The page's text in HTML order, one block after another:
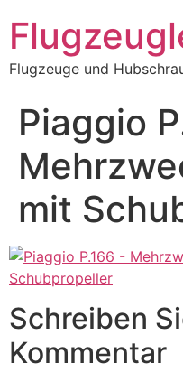
Inhalt
springen
Flugzeuge und
Piaggio
mit
Schreiben
Kommentar